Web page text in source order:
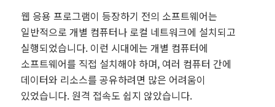
웹 응용 프로그램이 등장하기 전의 소프트웨어는
일반적으로 개별 컴퓨터나 로컬 네트워크에 설치되고
실행되었습니다. 이런 시대에는 개별 컴퓨터에
소프트웨어를 직접 설치해야 하며, 여러 컴퓨터 간에
데이터와 리소스를 공유하려면 많은 어려움이
있었습니다. 원격 접속도 쉽지 않았습니다.